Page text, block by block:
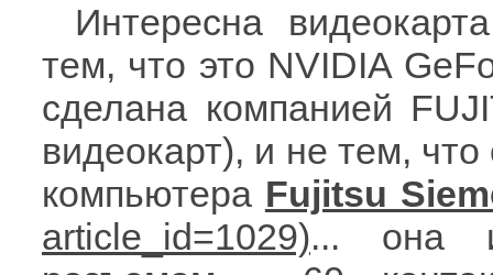
Интересна
тем, что это NVIDIA
сделана компанией
видеокарт), и не тем,
компьютера Fujitsu
... она